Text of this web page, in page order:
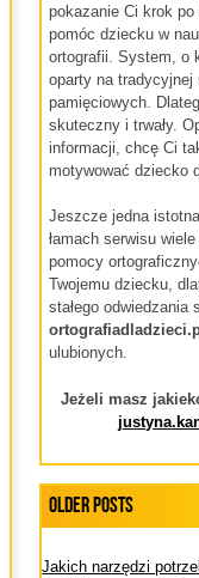
pokazanie Ci krok
pomóc dziecku w
ortografii. System, o
oparty na
pamięciowych.
skuteczny i trwały.
informacji, chcę Ci
motywować dziecko
Jeszcze jedna
łamach serwisu
pomocy
Twojemu dziecku,
stałego odwiedzania
ulubionych.
Jeżeli masz
Older Posts
Jakich narzędzi